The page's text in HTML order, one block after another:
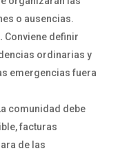
o ausencias.
Conviene definir
ordinarias y
emergencias fuera
comunidad debe
facturas
de las